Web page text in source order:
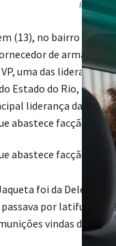
Imagem/
(13), no bairro da
de armas e
uma das lideranças
do Rio, devido
liderança da
foi da
por
vindas dos